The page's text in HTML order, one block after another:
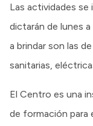
Las actividades se
dictarán de lunes
a brindar son las
sanitarias,
El Centro es una
de formación para